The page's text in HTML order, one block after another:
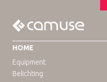
HOME
Equipment
Belichting